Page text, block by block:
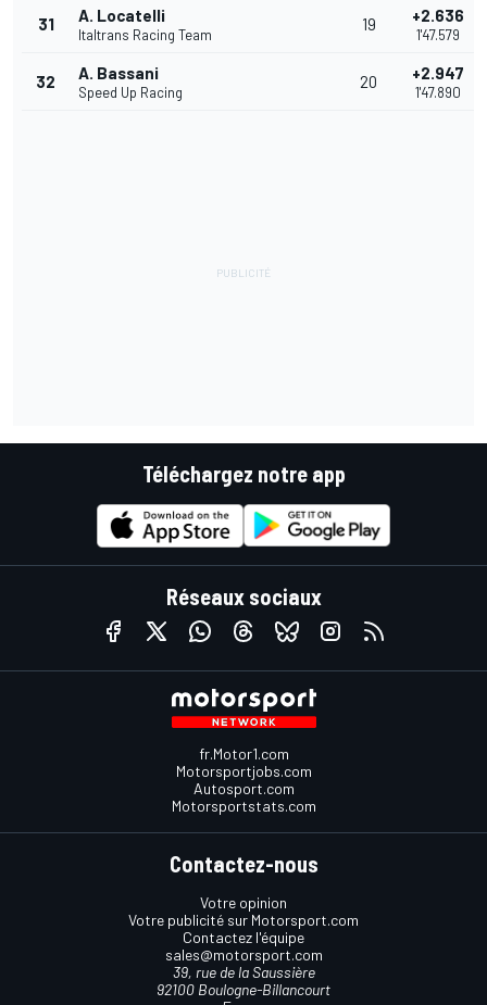
31 A. Locatelli
Italtrans Racing Team
19 +2.636
1'47.579
32 A. Bassani
Speed Up Racing
20 +2.947
1'47.890
Téléchargez notre app
Réseaux sociaux
fr.Motor1.com
Motorsportjobs.com
Autosport.com
Motorsportstats.com
Contactez-nous
Votre opinion
Votre publicité sur Motorsport.com
Contactez l'équipe
sales@motorsport.com
39, rue de la Saussière
92100 Boulogne-Billancourt